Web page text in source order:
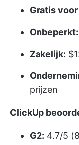
Gratis
Onbeperkt:
Zakelijk:
prijzen
ClickUp
G2: 4.7/5